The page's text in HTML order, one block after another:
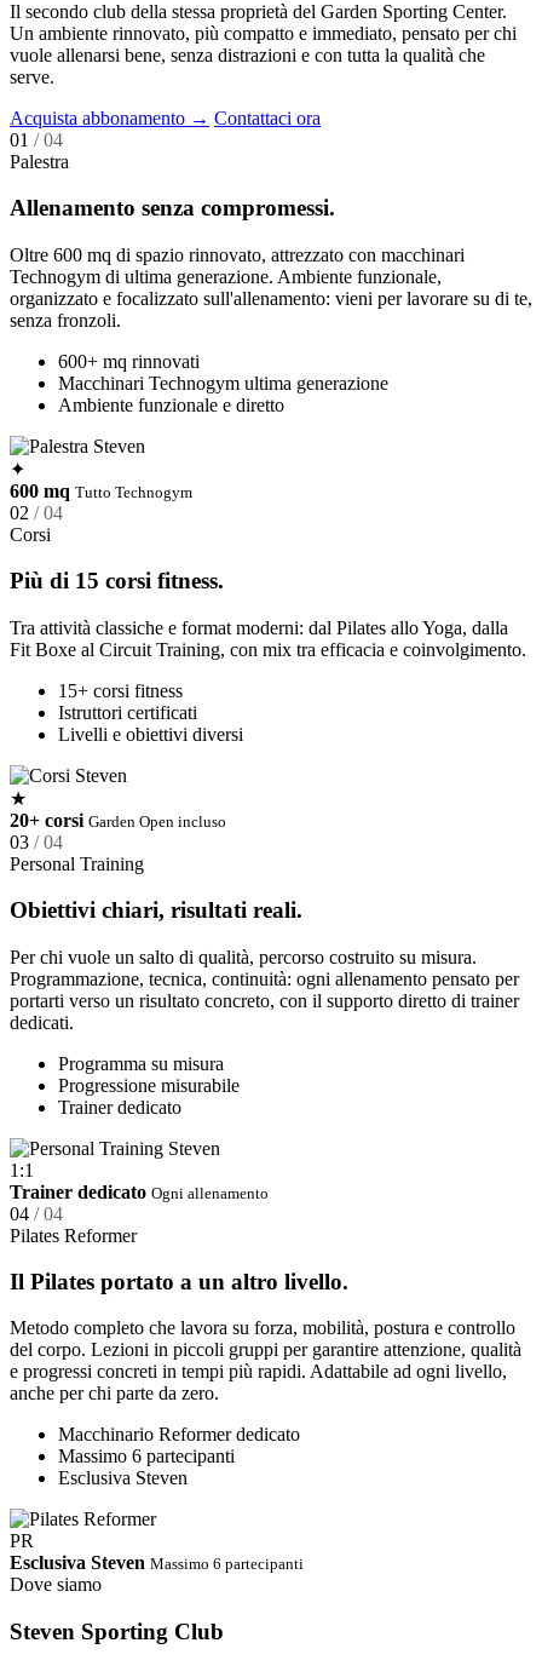
Il secondo club della stessa proprietà del Garden Sporting Center.
Un ambiente rinnovato, più compatto e immediato, pensato per chi
vuole allenarsi bene, senza distrazioni e con tutta la qualità che
serve.
Acquista abbonamento → Contattaci ora
01 / 04
Palestra
Allenamento senza compromessi.
Oltre 600 mq di spazio rinnovato, attrezzato con macchinari
Technogym di ultima generazione. Ambiente funzionale,
organizzato e focalizzato sull'allenamento: vieni per lavorare su di te,
senza fronzoli.
600+ mq rinnovati
Macchinari Technogym ultima generazione
Ambiente funzionale e diretto
✦
600 mq Tutto Technogym
02 / 04
Corsi
Più di 15 corsi fitness.
Tra attività classiche e format moderni: dal Pilates allo Yoga, dalla
Fit Boxe al Circuit Training, con mix tra efficacia e coinvolgimento.
15+ corsi fitness
Istruttori certificati
Livelli e obiettivi diversi
★
20+ corsi Garden Open incluso
03 / 04
Personal Training
Obiettivi chiari, risultati reali.
Per chi vuole un salto di qualità, percorso costruito su misura.
Programmazione, tecnica, continuità: ogni allenamento pensato per
portarti verso un risultato concreto, con il supporto diretto di trainer
dedicati.
Programma su misura
Progressione misurabile
Trainer dedicato
1:1
Trainer dedicato Ogni allenamento
04 / 04
Pilates Reformer
Il Pilates portato a un altro livello.
Metodo completo che lavora su forza, mobilità, postura e controllo
del corpo. Lezioni in piccoli gruppi per garantire attenzione, qualità
e progressi concreti in tempi più rapidi. Adattabile ad ogni livello,
anche per chi parte da zero.
Macchinario Reformer dedicato
Massimo 6 partecipanti
Esclusiva Steven
PR
Esclusiva Steven Massimo 6 partecipanti
Dove siamo
Steven Sporting Club